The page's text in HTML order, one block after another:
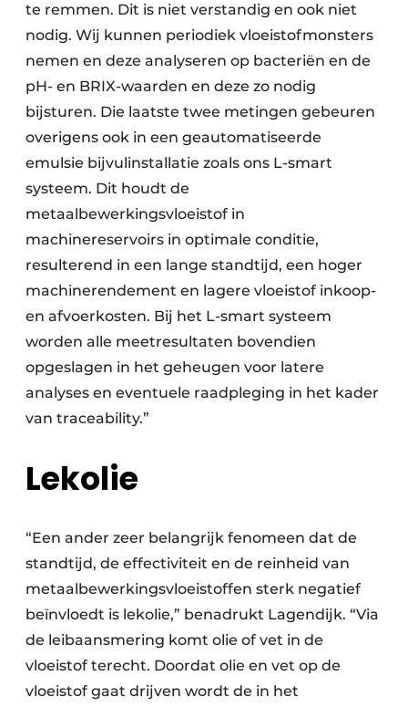
te remmen. Dit is niet verstandig en ook niet
nodig. Wij kunnen periodiek vloeistofmonsters
nemen en deze analyseren op bacteriën en de
pH- en BRIX-waarden en deze zo nodig
bijsturen. Die laatste twee metingen gebeuren
overigens ook in een geautomatiseerde
emulsie bijvulinstallatie zoals ons L-smart
systeem. Dit houdt de
metaalbewerkingsvloeistof in
machinereservoirs in optimale conditie,
resulterend in een lange standtijd, een hoger
machinerendement en lagere vloeistof inkoop-
en afvoerkosten. Bij het L-smart systeem
worden alle meetresultaten bovendien
opgeslagen in het geheugen voor latere
analyses en eventuele raadpleging in het kader
van traceability.”
Lekolie
“Een ander zeer belangrijk fenomeen dat de
standtijd, de effectiviteit en de reinheid van
metaalbewerkingsvloeistoffen sterk negatief
beïnvloedt is lekolie,” benadrukt Lagendijk. “Via
de leibaansmering komt olie of vet in de
vloeistof terecht. Doordat olie en vet op de
vloeistof gaat drijven wordt de in het